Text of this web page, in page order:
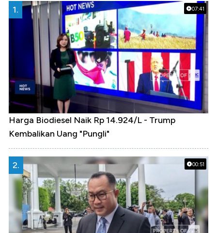
07:41
1.
Harga Biodiesel Naik Rp 14.924/L - Trump
Kembalikan Uang "Pungli"
00:51
2.